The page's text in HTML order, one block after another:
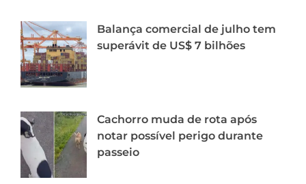
Balança comercial de julho tem
superávit de US$ 7 bilhões
Cachorro muda de rota após
notar possível perigo durante
passeio